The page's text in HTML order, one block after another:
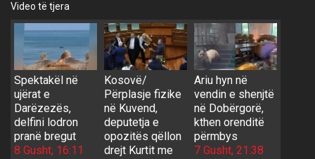
Video të tjera
Spektakël në
ujërat e
Darëzezës,
delfini lodron
pranë bregut
8 Gusht, 16:11
Kosovë/
Përplasje fizike
në Kuvend,
deputetja e
opozitës qëllon
drejt Kurtit me
Ariu hyn në
vendin e shenjtë
në Dobërgorë,
kthen orenditë
përmbys
7 Gusht, 21:38